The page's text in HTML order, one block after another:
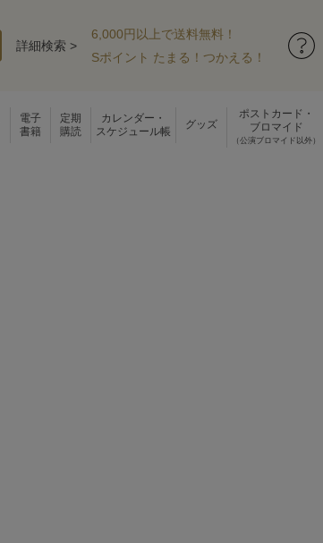
詳細検索 >
6,000円以上で送料無料！
Sポイント たまる！つかえる！
電子
書籍
定期
購読
カレンダー・
スケジュール帳
グッズ
ポストカード・
ブロマイド
（公演ブロマイド以外）